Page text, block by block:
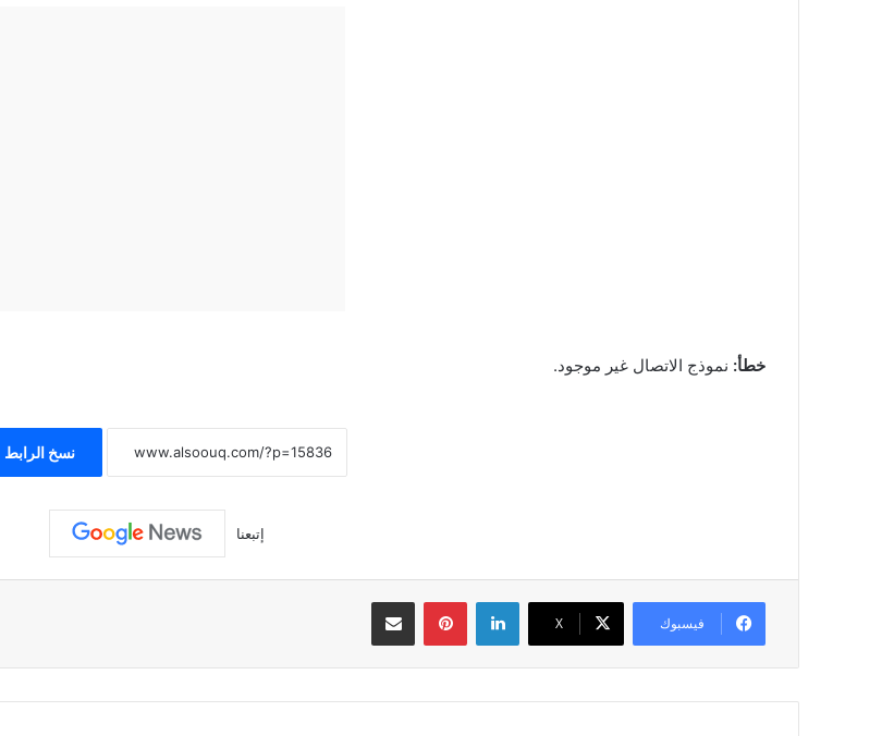
خطأ: نموذج الاتصال غير موجود.
نسخ الرابط
إتبعنا
فيسبوك ‫X
لينكدإن بينتيريستمشاركة عبر البريد